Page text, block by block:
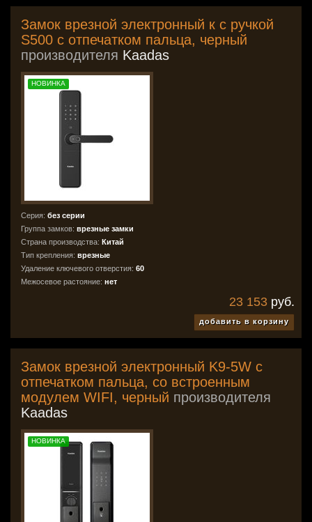
Замок врезной электронный к с ручкой
S500 с отпечатком пальца, черный
производителя Kaadas
НОВИНКА
Серия: без серии
Группа замков: врезные замки
Страна производства: Китай
Тип крепления: врезные
Удаление ключевого отверстия: 60
Межосевое растояние: нет
23 153 руб.
добавить в корзину
Замок врезной электронный K9-5W с
отпечатком пальца, со встроенным
модулем WIFI, черный производителя
Kaadas
НОВИНКА